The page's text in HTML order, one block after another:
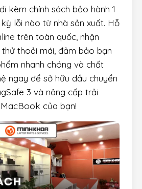
kèm chính sách bảo hành 1
lỗi nào từ nhà sản xuất. Hỗ
trên toàn quốc, nhận
thoải mái, đảm bảo bạn
nhanh chóng và chất
ngay để sở hữu đầu chuyển
3 và nâng cấp trải
của bạn!